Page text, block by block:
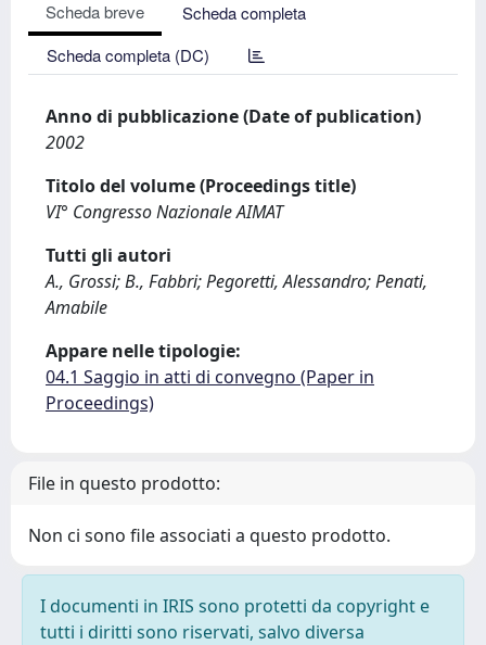
Scheda breve
Scheda completa
Scheda completa (DC)
Anno di pubblicazione (Date of publication)
2002
Titolo del volume (Proceedings title)
VI° Congresso Nazionale AIMAT
Tutti gli autori
A., Grossi; B., Fabbri; Pegoretti, Alessandro; Penati,
Amabile
Appare nelle tipologie:
04.1 Saggio in atti di convegno (Paper in
Proceedings)
File in questo prodotto:
Non ci sono file associati a questo prodotto.
I documenti in IRIS sono protetti da copyright e
tutti i diritti sono riservati, salvo diversa